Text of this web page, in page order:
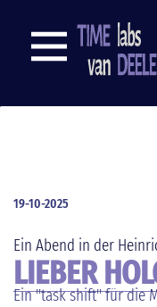
NAVIGATION
Ein Abend in der
LIEBER
Ein "task shift" für die
19-10-2025